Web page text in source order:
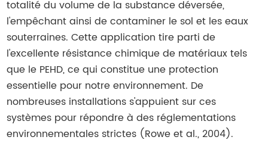
totalité du volume de la substance déversée,
l'empêchant ainsi de contaminer le sol et les eaux
souterraines. Cette application tire parti de
l'excellente résistance chimique de matériaux tels
que le PEHD, ce qui constitue une protection
essentielle pour notre environnement. De
nombreuses installations s'appuient sur ces
systèmes pour répondre à des réglementations
environnementales strictes (Rowe et al., 2004).